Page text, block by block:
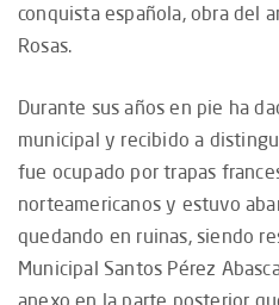
conquista española, obra del
Rosas.
Durante sus años en pie ha
municipal y recibido a
fue ocupado por trapas
norteamericanos y estuvo
quedando en ruinas, siendo
Municipal Santos Pérez